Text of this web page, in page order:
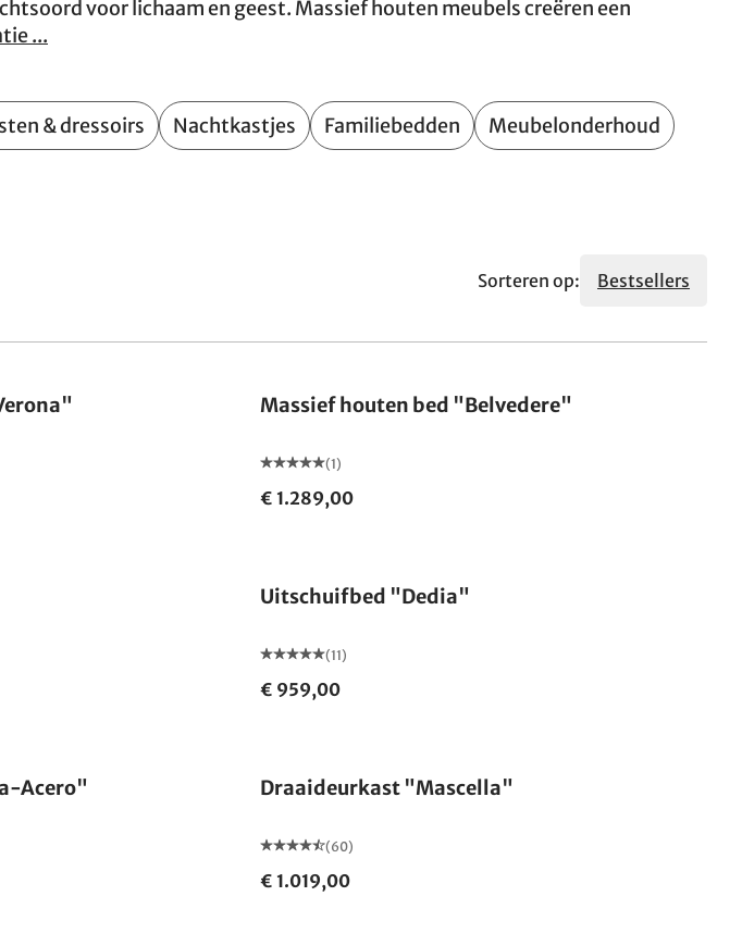
voor lichaam en geest. Massief houten meubels creëren een
...
& dressoirs Nachtkastjes Familiebedden Meubelonderhoud
Sorteren op: Bestsellers
Massief houten bed "Belvedere"
(1)
€ 1.289,00
Uitschuifbed "Dedia"
(11)
€ 959,00
Acero" Draaideurkast "Mascella"
(60)
€ 1.019,00